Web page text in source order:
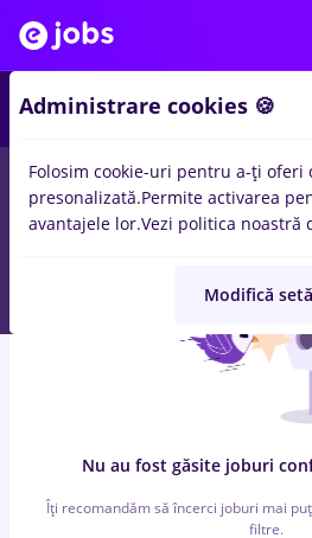
locuri de muncacu salarii dm in
Distributie, Medicina / Sanatate
Nu au fost găsite joburi
Îți recomandăm să încerci joburi mai
filtre.
Administrare cookies 🍪
Folosim cookie-uri pentru a-ți oferi
presonalizată.Permite activarea
avantajele lor.Vezi politica noastră
Modifică